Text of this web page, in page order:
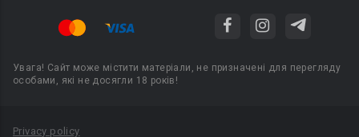
Увага! Сайт може містити матеріали, не призначені для перегляду
особами, які не досягли 18 років!
Privacy policy